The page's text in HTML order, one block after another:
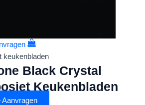
keukenbladen
Black Crystal
Keukenbladen
Aanvragen